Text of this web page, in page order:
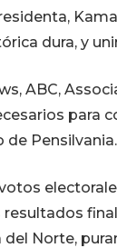
dura, y
ABC,
para
Pensilvania.
del Norte,